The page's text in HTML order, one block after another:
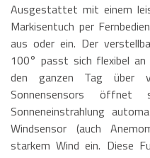
Ausgestattet mit einem
Markisentuch per
aus oder ein. Der
100° passt sich flexibel an
den ganzen Tag über
Sonnensensors
Sonneneinstrahlung
Windsensor (auch
starkem Wind ein. Diese